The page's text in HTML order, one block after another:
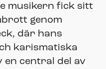
musikern fick sitt
genom
där hans
karismatiska
en central del av